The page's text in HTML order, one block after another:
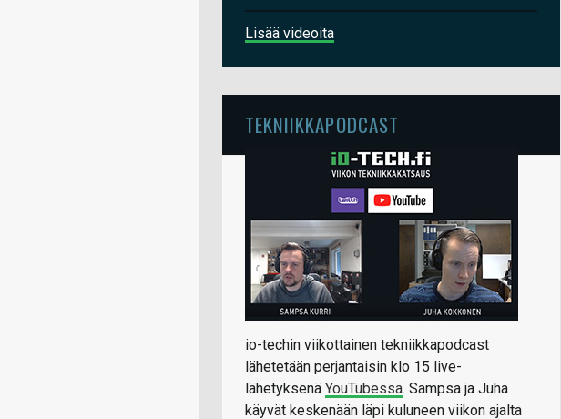
Lisää videoita
TEKNIIKKAPODCAST
io-techin viikottainen tekniikkapodcast
lähetetään perjantaisin klo 15 live-
lähetyksenä YouTubessa. Sampsa ja Juha
käyvät keskenään läpi kuluneen viikon ajalta